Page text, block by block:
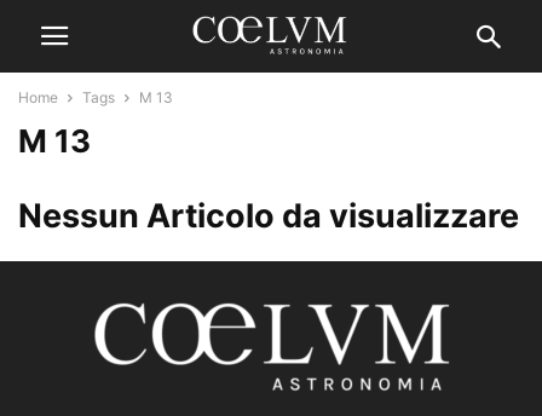
Home Tags M 13
M 13
Nessun Articolo da visualizzare